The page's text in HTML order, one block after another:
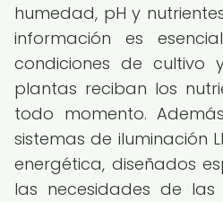
humedad, pH y
información es
condiciones de cultivo
plantas reciban los
todo momento.
sistemas de iluminación
energética, diseñados
las necesidades de